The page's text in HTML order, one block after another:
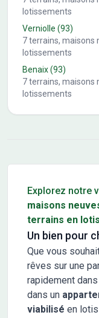
lotissements
Verniolle (93)
7terrains, maisons
lotissements
Benaix(93)
7terrains, maisons
lotissements
Explorez notre
maisons
terrains en
Un bien pour
Que vous
rêves sur une
rapidement dans
dans un
viabilisé en